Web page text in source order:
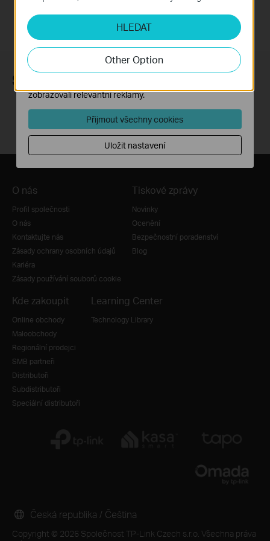
Sledujte nás
O nás
Profil společnosti
O nás
Kontaktujte nás
Zásady ochrany osobních údajů
Kariéra
Zásady používání souborů cookie
Tiskové zprávy
Novinky
Ocenění
Bezpečnostní poradenství
Blog
Kde zakoupit
Online obchody
Maloobchody
Regionální prodejci
SMB partneři
Distributoři
Subdistributoři
Speciální distributoři
Learning Center
Technology Library
Copyright © 2026 Společnost TP-Link Czech s.r.o. Všechna práva
Česká republika / Čeština
HLEDAT
Other Option
Analytické a marketingové cookies
Soubory cookie pro nám umožňují analyzovat vaše
aktivity na našich webových stránkách za účelem
zlepšení a přizpůsobení jejich funkčnosti.
Marketingové soubory cookie mohou prostřednictvím
zobrazovali relevantní reklamy.
Přijmout všechny cookies
Uložit nastavení